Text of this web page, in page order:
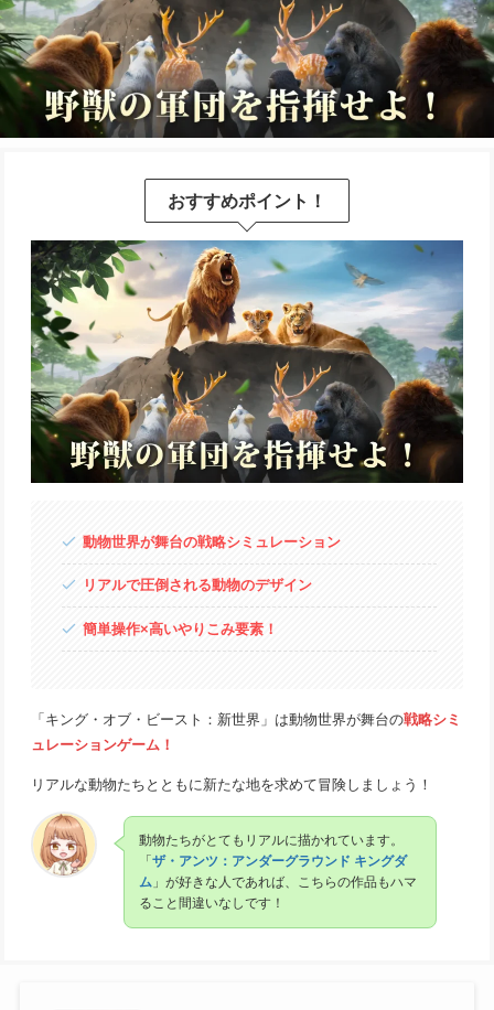
おすすめポイント！
動物世界が舞台の戦略シミュレーション
リアルで圧倒される動物のデザイン
簡単操作×高いやりこみ要素！
「キング・オブ・ビースト：新世界」は動物世界が舞台の戦略シミ
ュレーションゲーム！
リアルな動物たちとともに新たな地を求めて冒険しましょう！
動物たちがとてもリアルに描かれています。
「 ザ・アンツ：アンダーグラウンド キングダ
ム」が好きな人であれば、こちらの作品もハマ
ること間違いなしです！